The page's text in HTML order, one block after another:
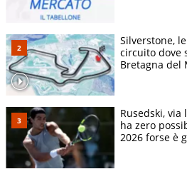
Silverstone,
circuito dove
Bretagna del
Rusedski, via
ha zero
2026 forse è